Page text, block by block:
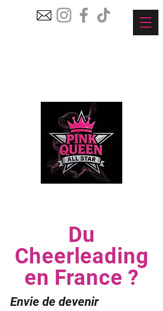
Du
Cheerleading
en France ?
Envie de devenir